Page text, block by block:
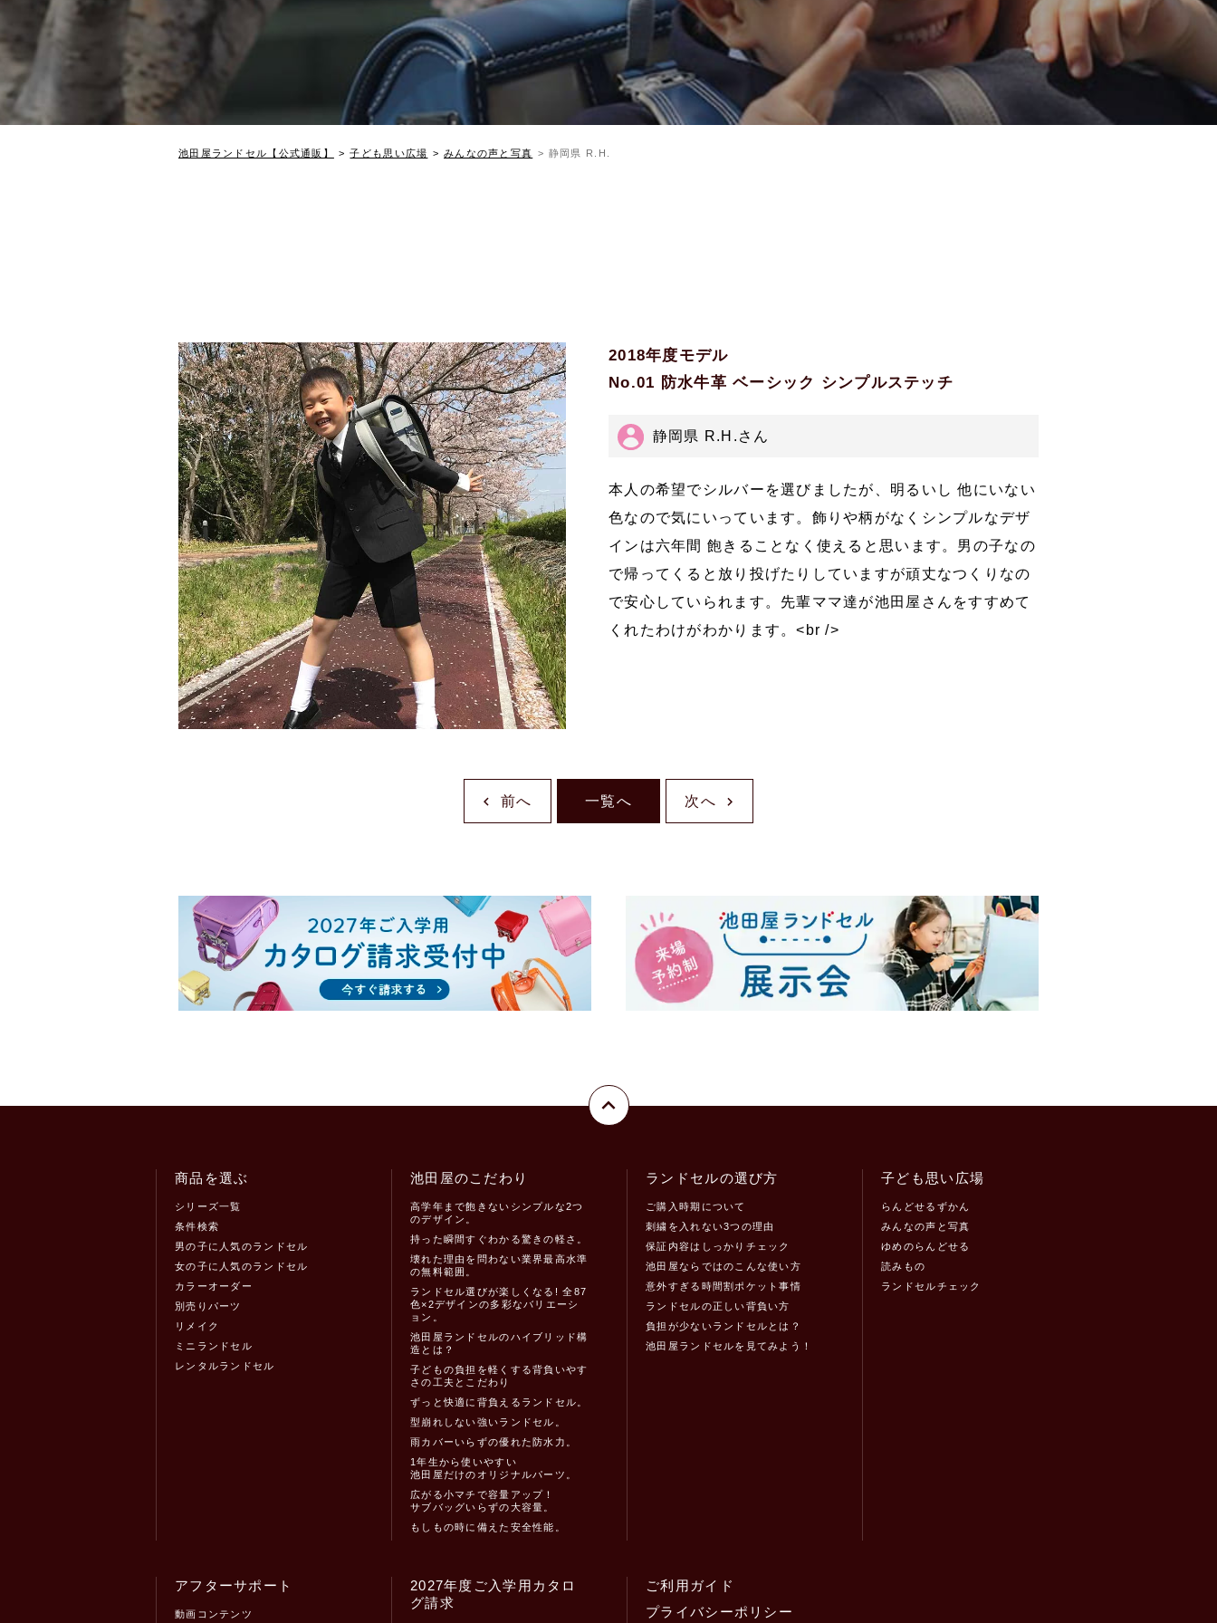
池田屋ランドセル【公式通販】 子ども思い広場 みんなの声と写真 静岡県 R.H.
2018年度モデル
No.01 防水牛革 ベーシック シンプルステッチ
静岡県 R.H.さん
本人の希望でシルバーを選びましたが、明るいし 他にいない
色なので気にいっています。飾りや柄がなくシンプルなデザ
インは六年間 飽きることなく使えると思います。男の子なの
で帰ってくると放り投げたりしていますが頑丈なつくりなの
で安心していられます。先輩ママ達が池田屋さんをすすめて
くれたわけがわかります。<br />
前へ 次へ
一覧へ
商品を選ぶ
シリーズ一覧
条件検索
男の子に人気のランドセル
女の子に人気のランドセル
カラーオーダー
別売りパーツ
リメイク
ミニランドセル
レンタルランドセル
池田屋のこだわり
高学年まで飽きないシンプルな2つ
のデザイン。
持った瞬間すぐわかる驚きの軽さ。
壊れた理由を問わない業界最高水準
の無料範囲。
ランドセル選びが楽しくなる! 全87
色×2デザインの多彩なバリエーシ
ョン。
池田屋ランドセルのハイブリッド構
造とは？
子どもの負担を軽くする背負いやす
さの工夫とこだわり
ずっと快適に背負えるランドセル。
型崩れしない強いランドセル。
雨カバーいらずの優れた防水力。
1年生から使いやすい
池田屋だけのオリジナルパーツ。
広がる小マチで容量アップ！
サブバッグいらずの大容量。
もしもの時に備えた安全性能。
ランドセルの選び方
ご購入時期について
刺繍を入れない3つの理由
保証内容はしっかりチェック
池田屋ならではのこんな使い方
意外すぎる時間割ポケット事情
ランドセルの正しい背負い方
負担が少ないランドセルとは？
池田屋ランドセルを見てみよう！
子ども思い広場
らんどせるずかん
みんなの声と写真
ゆめのらんどせる
読みもの
ランドセルチェック
アフターサポート
動画コンテンツ
2027年度ご入学用カタロ
グ請求
ご利用ガイド
プライバシーポリシー